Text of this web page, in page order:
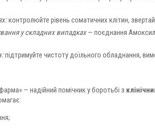
контролюйте рівень соматичних клітин,
у складних випадках— поєднання
підтримуйте чистоту доїльного обладнання,
— надійний помічник у боротьбі з